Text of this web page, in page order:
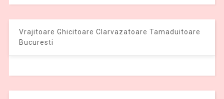
Vrajitoare Ghicitoare Clarvazatoare Tamaduitoare
Bucuresti